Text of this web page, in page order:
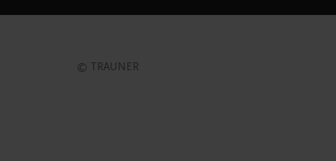
© TRAUNER